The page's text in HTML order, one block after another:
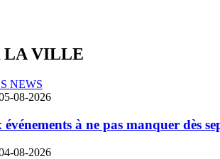
LAVILLE
NEWS
08-2026
à ne pas manquer dès
08-2026